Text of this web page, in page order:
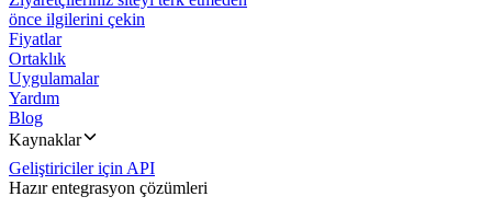
önce ilgilerini çekin
Fiyatlar
Ortaklık
Uygulamalar
Yardım
Blog
Kaynaklar
Geliştiriciler için API
Hazır entegrasyon çözümleri